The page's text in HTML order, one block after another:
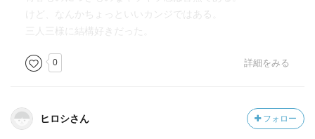
けど、なんかちょっといいカンジではある。
三人三様に結構好きだった。
0 詳細をみる
ヒロシさん フォロー